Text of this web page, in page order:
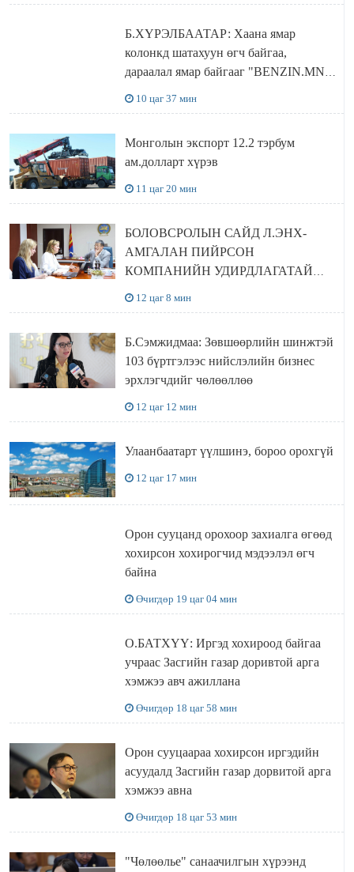
Б.ХҮРЭЛБААТАР: Хаана ямар
колонкд шатахуун өгч байгаа,
дараалал ямар байгааг "BENZIN.MN”
10 цаг 37 мин
Монголын экспорт 12.2 тэрбум
ам.долларт хүрэв
11 цаг 20 мин
БОЛОВСРОЛЫН САЙД Л.ЭНХ-
АМГАЛАН ПИЙРСОН
КОМПАНИЙН УДИРДЛАГАТАЙ
12 цаг 8 мин
Б.Сэмжидмаа: Зөвшөөрлийн шинжтэй
103 бүртгэлээс нийслэлийн бизнес
эрхлэгчдийг чөлөөллөө
12 цаг 12 мин
Улаанбаатарт үүлшинэ, бороо орохгүй
12 цаг 17 мин
Орон сууцанд орохоор захиалга өгөөд
хохирсон хохирогчид мэдээлэл өгч
байна
Өчигдөр 19 цаг 04 мин
О.БАТХҮҮ: Иргэд хохироод байгаа
учраас Засгийн газар доривтой арга
хэмжээ авч ажиллана
Өчигдөр 18 цаг 58 мин
Орон сууцаараа хохирсон иргэдийн
асуудалд Засгийн газар дорвитой арга
хэмжээ авна
Өчигдөр 18 цаг 53 мин
"Чөлөөлье" санаачилгын хүрээнд